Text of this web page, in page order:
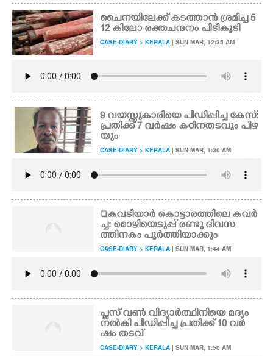
ചൈനയിലേക്ക് കടത്താൻ ശ്രമിച്ച 5
12 കിലോ രക്തചന്ദനം പിടികൂടി
CASE-DIARY > KERALA | SUN MAR, 12:35 AM
9 വയസ്സുകാരിയെ പീഡിപ്പിച്ച കേസ്:
പ്രതിക്ക് 7 വർഷം കഠിനതടവും പിഴ
യും
CASE-DIARY > KERALA | SUN MAR, 1:30 AM
കവടിയാർ കൊട്ടാരത്തിലെ കവർ
ച്ച: മൊഴിയെടുപ്പ് രണ്ടു ദിവസ
ത്തിനകം പൂർത്തിയാക്കും
CASE-DIARY > KERALA | SUN MAR, 1:44 AM
പ്ലസ് വൺ വിദ്യാർത്ഥിനിയെ മദ്യം
നൽകി പീഡിപ്പിച്ച പ്രതിക്ക് 10 വർ
ഷം തടവ്
CASE-DIARY > KERALA | SUN MAR, 1:50 AM